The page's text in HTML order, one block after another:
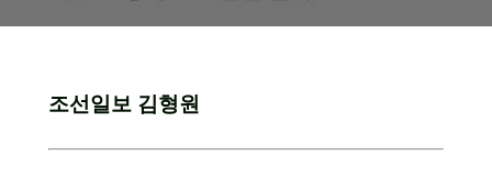
조선일보 김형원